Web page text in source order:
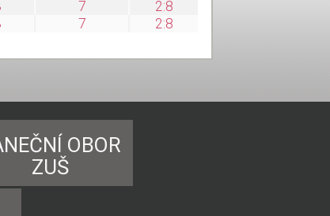
7
2:8
7 2:8
OBOR
ZUŠ